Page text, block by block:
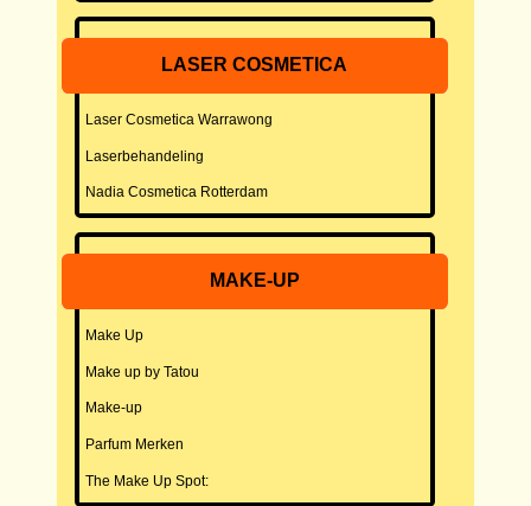
LASER COSMETICA
Laser Cosmetica Warrawong
Laserbehandeling
Nadia Cosmetica Rotterdam
MAKE-UP
Make Up
Make up by Tatou
Make-up
Parfum Merken
The Make Up Spot: